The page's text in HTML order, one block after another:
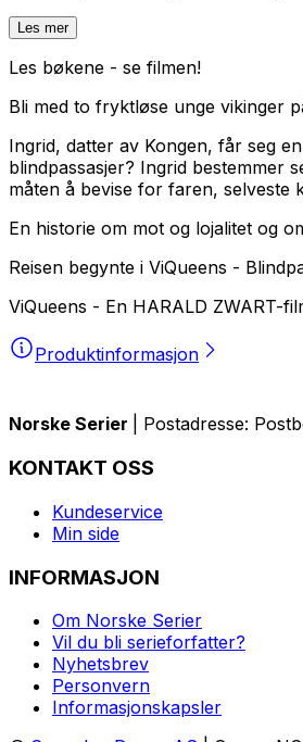
Les mer
Les bøkene - se filmen!
Bli med to fryktløse unge vikinger
Ingrid, datter av Kongen, får seg
blindpassasjer? Ingrid bestemmer
måten å bevise for faren, selveste
En historie om mot og lojalitet og
Reisen begynte i ViQueens -
ViQueens - En HARALD ZWART-
Produktinformasjon
Norske Serier | Postadresse:
KONTAKT OSS
Kundeservice
Min side
INFORMASJON
Om Norske Serier
Vil du bli serieforfatter?
Nyhetsbrev
Personvern
Informasjonskapsler